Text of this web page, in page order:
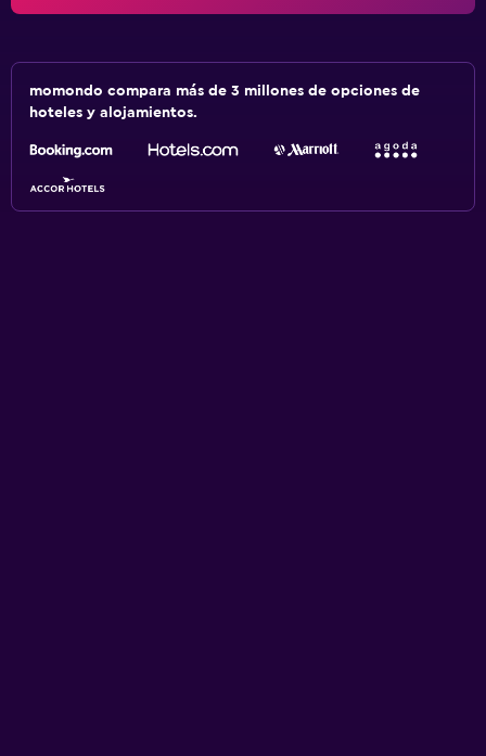
momondo compara más de 3 millones de opciones de
hoteles y alojamientos.